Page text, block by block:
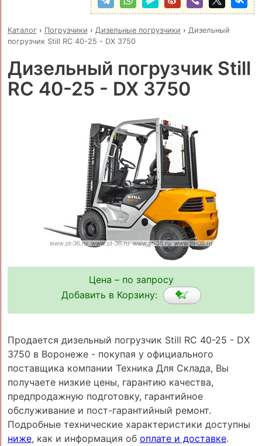
Каталог› Погрузчики › Дизельные погрузчики › Дизельный
погрузчик Still RC 40-25 - DX 3750
Дизельный погрузчик Still
RC 40-25 - DX 3750
Цена – по запросу
Добавить в Корзину:
Продается дизельный погрузчик Still RC 40-25 - DX
3750 в Воронеже - покупая у официального
поставщика компании Техника Для Склада, Вы
получаете низкие цены, гарантию качества,
предпродажную подготовку, гарантийное
обслуживание и пост-гарантийный ремонт.
Подробные технические характеристики доступны
ниже, как и информация об оплате и доставке.